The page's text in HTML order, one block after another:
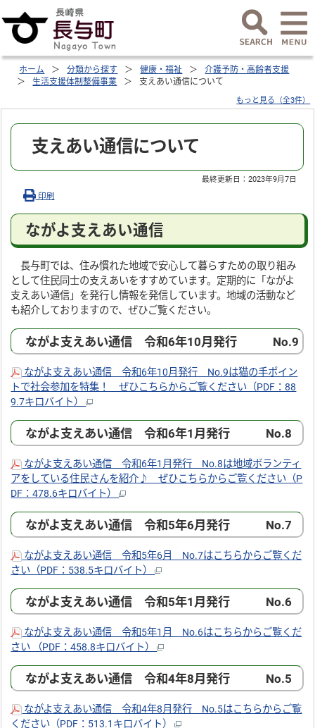
ホーム 分類から探す 健康・福祉
介護予防・高齢者支援
生活支援体制整備事業
支えあい通信について
もっと見る（全3件）
支えあい通信について
最終更新日：2023年9月7日
印刷
ながよ支えあい通信
長与町では、住み慣れた地域で安心して暮らすための取り組み
として住民同士の支えあいをすすめています。定期的に「ながよ
支えあい通信」を発行し情報を発信しています。地域の活動など
も紹介しておりますので、ぜひご覧ください。
ながよ支えあい通信 令和6年10月発行 No.9
ながよ支えあい通信 令和6年10月発行 No.9は猫の手ポイン
トで社会参加を特集！ ぜひこちらからご覧ください（PDF：88
9.7キロバイト）
ながよ支えあい通信 令和6年1月発行 No.8
ながよ支えあい通信 令和6年1月発行 No.8は地域ボランティ
アをしている住民さんを紹介♪ ぜひこちらからご覧ください（P
DF：478.6キロバイト）
ながよ支えあい通信 令和5年6月発行 No.7
ながよ支えあい通信 令和5年6月 No.7はこちらからご覧くだ
さい（PDF：538.5キロバイト）
ながよ支えあい通信 令和5年1月発行 No.6
ながよ支えあい通信 令和5年1月 No.6はこちらからご覧くだ
さい （PDF：458.8キロバイト）
ながよ支えあい通信 令和4年8月発行 No.5
ながよ支えあい通信 令和4年8月発行 No.5はこちらからご覧
ください（PDF：513.1キロバイト）